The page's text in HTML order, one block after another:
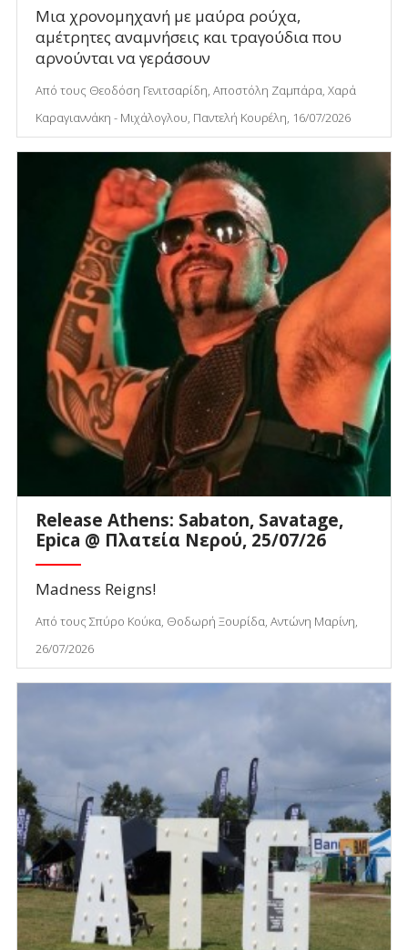
Μια χρονομηχανή με μαύρα ρούχα,
αμέτρητες αναμνήσεις και τραγούδια που
αρνούνται να γεράσουν
Από τους Θεοδόση Γενιτσαρίδη, Αποστόλη Ζαμπάρα, Χαρά
Καραγιαννάκη - Μιχάλογλου, Παντελή Κουρέλη, 16/07/2026
Release Athens: Sabaton, Savatage,
Epica @ Πλατεία Νερού, 25/07/26
Madness Reigns!
Από τους Σπύρο Κούκα, Θοδωρή Ξουρίδα, Αντώνη Μαρίνη,
26/07/2026